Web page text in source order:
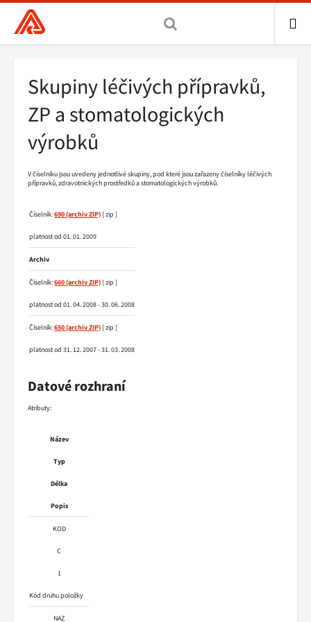
Všeobecná
zdravotní
hlavní
stránka
Drobečková
navigace
Skupiny léčivých přípravků,
ZP a stomatologických
výrobků
V číselníku jsou uvedeny jednotlivé skupiny, pod které jsou zařazeny číselníky léčivých
přípravků, zdravotnických prostředků a stomatologických výrobků.
Číselník:690 [ zip ]
platnost od 01. 01. 2009
Archiv
Číselník:660 [ zip ]
platnost od 01. 04. 2008 - 30. 06. 2008
Číselník:650 [ zip ]
platnost od 31. 12. 2007 - 31. 03. 2008
Datové rozhraní
Atributy:
Název
Typ
Délka
Popis
KOD
C
1
Kód druhu položky
NAZ